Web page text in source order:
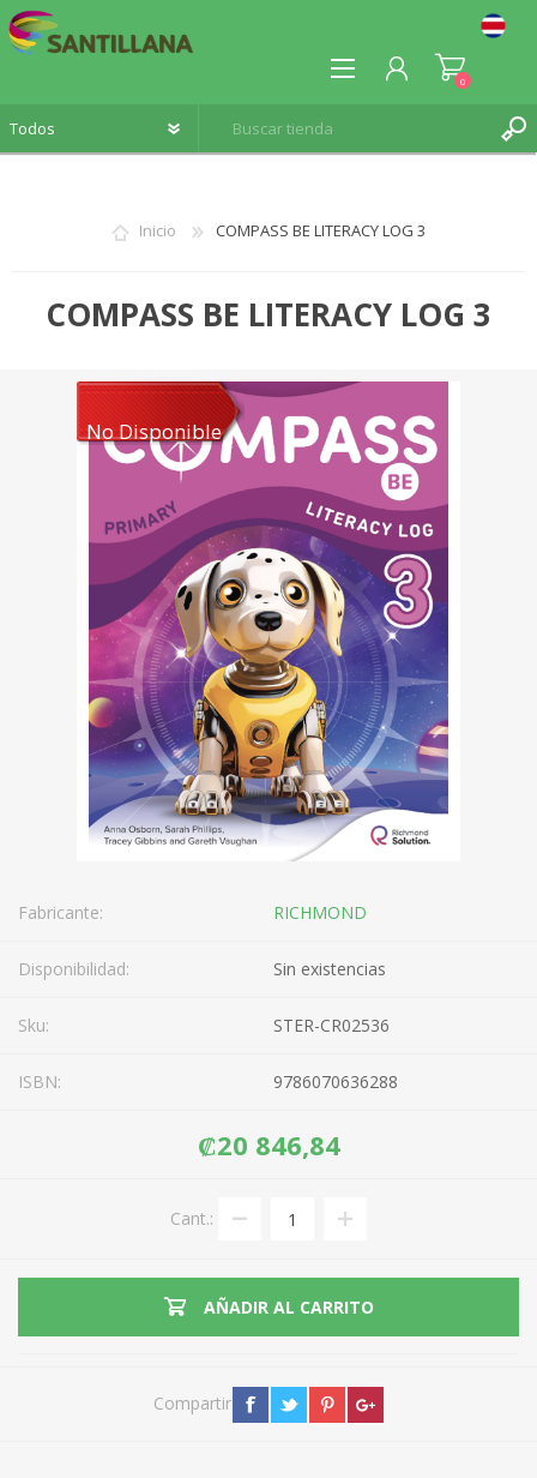
INICIA SESIÓN
0
Inicio COMPASS BE LITERACY LOG 3
COMPASS BE LITERACY LOG 3
No Disponible
Fabricante: RICHMOND
Disponibilidad: Sin existencias
Sku: STER-CR02536
ISBN: 9786070636288
₡20 846,84
Cant.:
AÑADIR AL CARRITO
Compartir